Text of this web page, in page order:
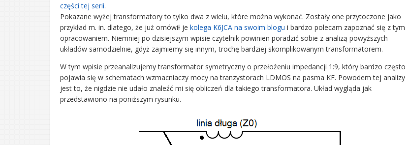
części tej serii.
Pokazane wyżej transformatory to tylko dwa z wielu, które można wykonać. Zostały one przytoczone jako
przykład m. in. dlatego, że już omówił je kolega K6JCA na swoim blogu i bardzo polecam zapoznać się z tym
opracowaniem. Niemniej po dzisiejszym wpisie czytelnik powinien poradzić sobie z analizą powyższych
układów samodzielnie, gdyż zajmiemy się innym, trochę bardziej skomplikowanym transformatorem.
W tym wpisie przeanalizujemy transformator symetryczny o przełożeniu impedancji 1:9, który bardzo często
pojawia się w schematach wzmacniaczy mocy na tranzystorach LDMOS na pasma KF. Powodem tej analizy
jest to, że nigdzie nie udało znaleźć mi się obliczeń dla takiego transformatora. Układ wygląda jak
przedstawiono na poniższym rysunku.